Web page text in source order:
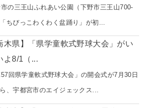
の三王山ふれあい公園（下野市三王山700-
ちびっこわくわく盆踊り」が初...
木県】「県学童軟式野球大会」がい
よ8/1（...
57回県学童軟式野球大会」の開会式が7月30日
、宇都宮市のエイジェックス...